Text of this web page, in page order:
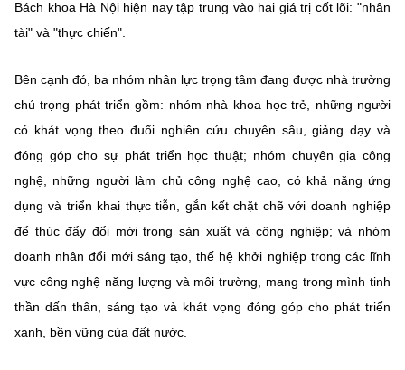
Bách khoa Hà Nội hiện nay tập trung vào hai giá trị cốt lõi: "nhân
tài" và "thực chiến".
Bên cạnh đó, ba nhóm nhân lực trọng tâm đang được nhà trường
chú trọng phát triển gồm: nhóm nhà khoa học trẻ, những người
có khát vọng theo đuổi nghiên cứu chuyên sâu, giảng dạy và
đóng góp cho sự phát triển học thuật; nhóm chuyên gia công
nghệ, những người làm chủ công nghệ cao, có khả năng ứng
dụng và triển khai thực tiễn, gắn kết chặt chẽ với doanh nghiệp
để thúc đẩy đổi mới trong sản xuất và công nghiệp; và nhóm
doanh nhân đổi mới sáng tạo, thế hệ khởi nghiệp trong các lĩnh
vực công nghệ năng lượng và môi trường, mang trong mình tinh
thần dấn thân, sáng tạo và khát vọng đóng góp cho phát triển
xanh, bền vững của đất nước.